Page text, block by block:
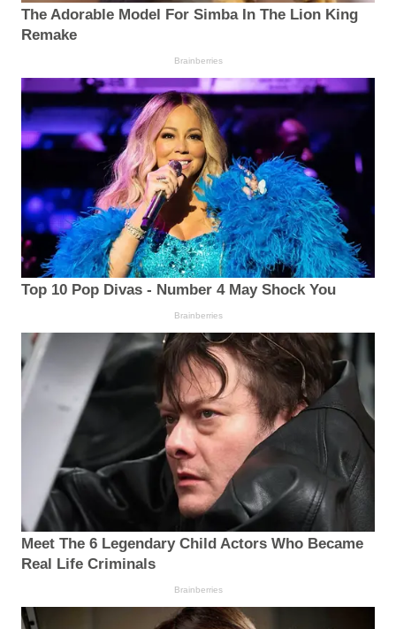
The Adorable Model For Simba In The Lion King
Remake
Brainberries
Top 10 Pop Divas - Number 4 May Shock You
Brainberries
Meet The 6 Legendary Child Actors Who Became
Real Life Criminals
Brainberries